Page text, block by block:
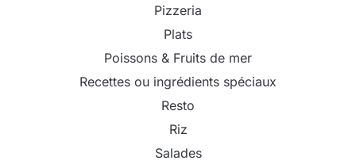
Pizzeria
Plats
Poissons & Fruits de mer
Recettes ou ingrédients spéciaux
Resto
Riz
Salades